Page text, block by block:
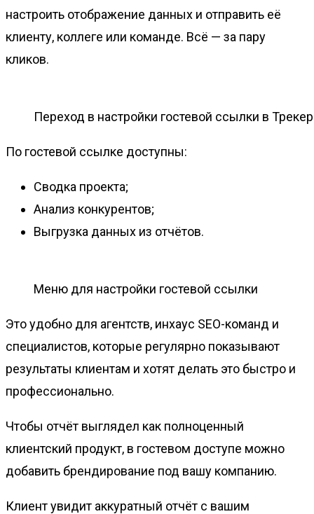
настроить отображение данных и отправить её
клиенту, коллеге или команде. Всё — за пару
кликов.
Переход в настройки гостевой ссылки в
По гостевой ссылке доступны:
Cводка проекта;
Анализ конкурентов;
Выгрузка данных из отчётов.
Меню для настройки гостевой ссылки
Это удобно для агентств, инхаус SEO-команд и
специалистов, которые регулярно показывают
результаты клиентам и хотят делать это быстро и
профессионально.
Чтобы отчёт выглядел как полноценный
клиентский продукт, в гостевом доступе можно
добавить брендирование под вашу компанию.
Клиент увидит аккуратный отчёт с вашим